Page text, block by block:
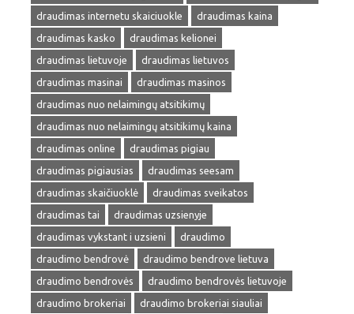
draudimas internetu skaiciuokle
draudimas kaina
draudimas kasko
draudimas kelionei
draudimas lietuvoje
draudimas lietuvos
draudimas masinai
draudimas masinos
draudimas nuo nelaimingų atsitikimų
draudimas nuo nelaimingų atsitikimų kaina
draudimas online
draudimas pigiau
draudimas pigiausias
draudimas seesam
draudimas skaičiuoklė
draudimas sveikatos
draudimas tai
draudimas uzsienyje
draudimas vykstant i uzsieni
draudimo
draudimo bendrovė
draudimo bendrove lietuva
draudimo bendrovės
draudimo bendrovės lietuvoje
draudimo brokeriai
draudimo brokeriai siauliai